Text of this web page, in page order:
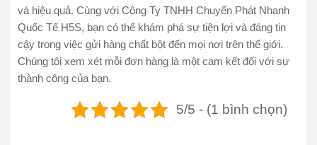
và hiệu quả. Cùng với Công Ty TNHH Chuyển Phát Nhanh
Quốc Tế H5S, bạn có thể khám phá sự tiện lợi và đáng tin
cậy trong việc gửi hàng chất bột đến mọi nơi trên thế giới.
Chúng tôi xem xét mỗi đơn hàng là một cam kết đối với sự
thành công của bạn.
5/5 - (1 bình chọn)